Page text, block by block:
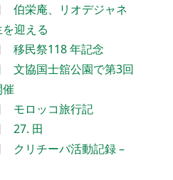
伯栄庵、リオデジャネ
迎える
移民祭118 年記念
文協国士舘公園で第3回
モロッコ旅行記
27. 田
クリチーバ活動記録 –